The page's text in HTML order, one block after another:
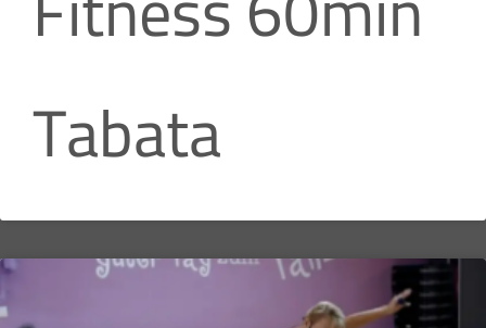
Tabata